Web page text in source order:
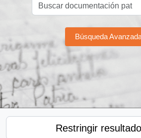
Búsqueda
Restringir